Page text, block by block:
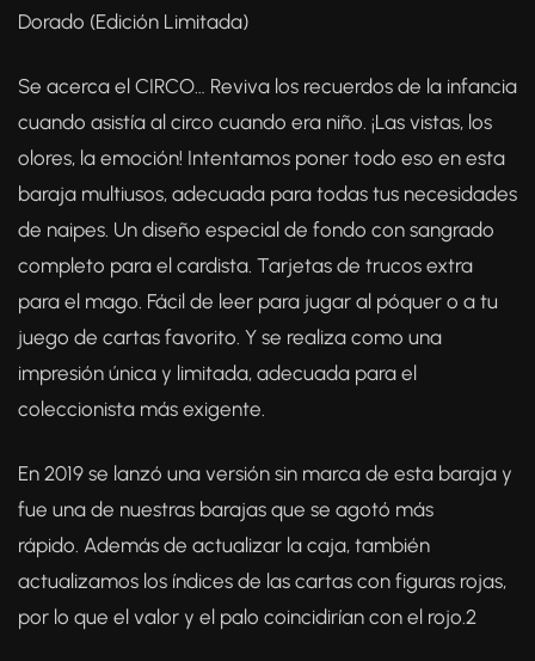
Dorado (Edición Limitada)
Se acerca el CIRCO… Reviva los recuerdos de la infancia
cuando asistía al circo cuando era niño. ¡Las vistas, los
olores, la emoción! Intentamos poner todo eso en esta
baraja multiusos, adecuada para todas tus necesidades
de naipes. Un diseño especial de fondo con sangrado
completo para el cardista. Tarjetas de trucos extra
para el mago. Fácil de leer para jugar al póquer o a tu
juego de cartas favorito. Y se realiza como una
impresión única y limitada, adecuada para el
coleccionista más exigente.
En 2019 se lanzó una versión sin marca de esta baraja y
fue una de nuestras barajas que se agotó más
rápido. Además de actualizar la caja, también
actualizamos los índices de las cartas con figuras rojas,
por lo que el valor y el palo coincidirían con el rojo.2